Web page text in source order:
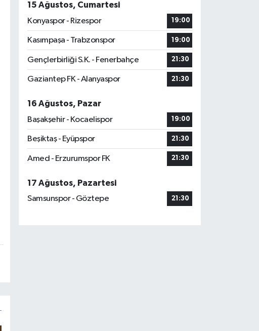
15 Ağustos, Cumartesi
Konyaspor - Rizespor
19:00
Kasımpaşa - Trabzonspor 19:00
Gençlerbirliği S.K. - Fenerbahçe 21:30
Gaziantep FK - Alanyaspor 21:30
16 Ağustos, Pazar
Başakşehir - Kocaelispor
19:00
Beşiktaş - Eyüpspor 21:30
Amed - Erzurumspor FK 21:30
17 Ağustos, Pazartesi
Samsunspor - Göztepe
21:30